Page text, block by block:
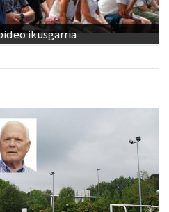
ikusgarria